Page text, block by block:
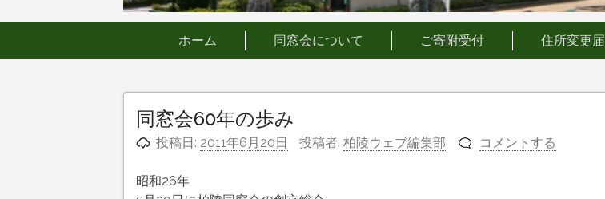
ホーム 同窓会について ご寄附受付 住所変更届
同窓会60年の歩み
投稿日: 2011年6月20日 投稿者:柏陵ウェブ編集部 コメントする
昭和26年